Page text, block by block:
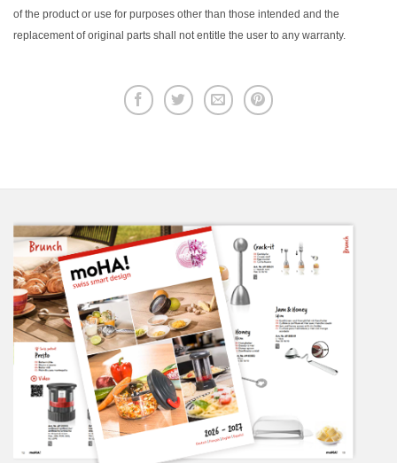
of the product or use for purposes other than those intended and the
replacement of original parts shall not entitle the user to any warranty.